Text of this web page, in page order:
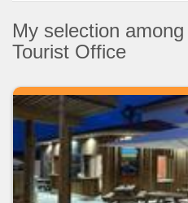
My selection
Tourist Office